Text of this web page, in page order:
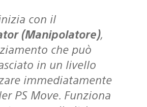
inizia con il
(Manipolatore),
che può
in un livello
immediatamente
PS Move. Funziona